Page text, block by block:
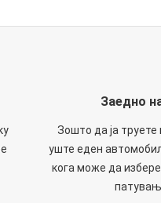
Заедно
Зошто да ја
уште еден
кога може да